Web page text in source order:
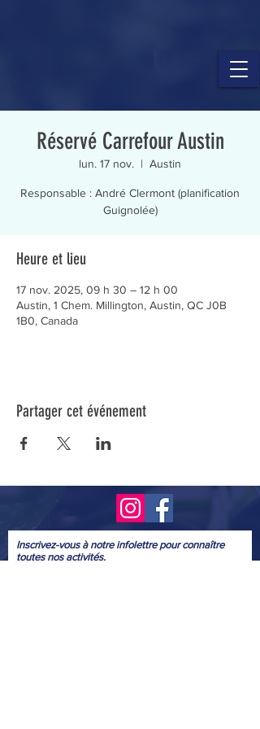
Réservé Carrefour Austin
lun. 17 nov.
  |
Austin
Responsable : André Clermont (planification
Guignolée)
Heure et lieu
17 nov. 2025, 09 h 30 – 12 h 00
Austin, 1 Chem. Millington, Austin, QC J0B
1B0, Canada
Partager cet événement
Inscrivez-vous à notre infolettre pour connaître
toutes nos activités.